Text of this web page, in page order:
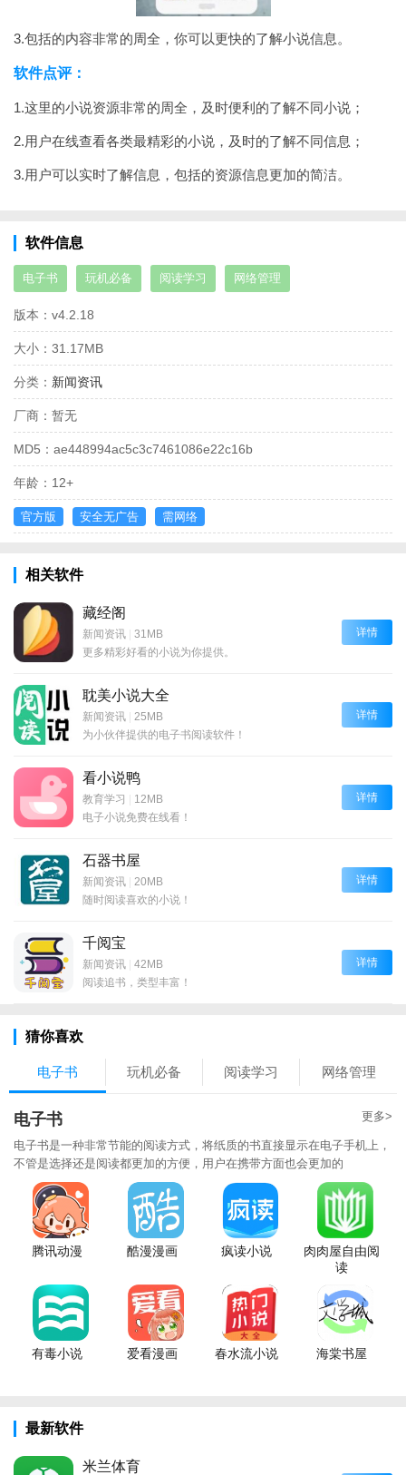
3.包括的内容非常的周全，你可以更快的了解小说信息。
软件点评：
1.这里的小说资源非常的周全，及时便利的了解不同小说；
2.用户在线查看各类最精彩的小说，及时的了解不同信息；
3.用户可以实时了解信息，包括的资源信息更加的简洁。
软件信息
电子书 玩机必备 阅读学习 网络管理
版本： v4.2.18
大小： 31.17MB
分类： 新闻资讯
厂商： 暂无
MD5： ae448994ac5c3c7461086e22c16b
年龄： 12+
官方版 安全无广告 需网络
相关软件
藏经阁
新闻资讯 | 31MB
更多精彩好看的小说为你提供。
详情
耽美小说大全
新闻资讯 | 25MB
为小伙伴提供的电子书阅读软件！
详情
看小说鸭
教育学习 | 12MB
电子小说免费在线看！
详情
石器书屋
新闻资讯 | 20MB
随时阅读喜欢的小说！
详情
千阅宝
新闻资讯 | 42MB
阅读追书，类型丰富！
详情
猜你喜欢
电子书 玩机必备 阅读学习 网络管理
电子书 更多>
电子书是一种非常节能的阅读方式，将纸质的书直接显示在电子手机上，
不管是选择还是阅读都更加的方便，用户在携带方面也会更加的
腾讯动漫 酷漫漫画 疯读小说
肉肉屋自由阅
读
有毒小说 爱看漫画 春水流小说 海棠书屋
最新软件
米兰体育